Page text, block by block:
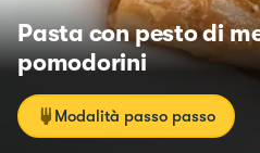
Pasta con pesto di
pomodorini
Modalità passo passo